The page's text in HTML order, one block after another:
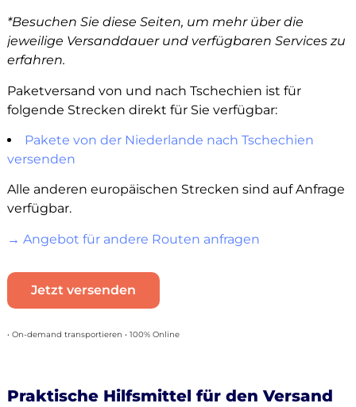
*Besuchen Sie diese Seiten, um mehr über die
jeweilige Versanddauer und verfügbaren Services zu
erfahren.
Paketversand von und nach Tschechien ist für
folgende Strecken direkt für Sie verfügbar:
Pakete von der Niederlande nach Tschechien
versenden
Alle anderen europäischen Strecken sind auf Anfrage
verfügbar.
→ Angebot für andere Routen anfragen
Jetzt versenden
• On-demand transportieren • 100% Online
Praktische Hilfsmittel für den Versand